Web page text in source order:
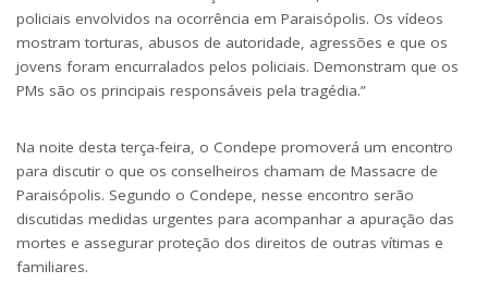
policiais envolvidos na ocorrência em Paraisópolis. Os vídeos
mostram torturas, abusos de autoridade, agressões e que os
jovens foram encurralados pelos policiais. Demonstram que os
PMs são os principais responsáveis pela tragédia.”
Na noite desta terça-feira, o Condepe promoverá um encontro
para discutir o que os conselheiros chamam de Massacre de
Paraisópolis. Segundo o Condepe, nesse encontro serão
discutidas medidas urgentes para acompanhar a apuração das
mortes e assegurar proteção dos direitos de outras vítimas e
familiares.